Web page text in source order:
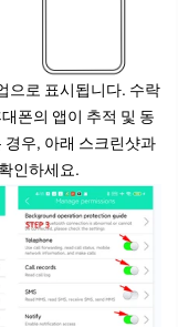
으로 표시됩니다. 수락
폰의 앱이 추적 및 동
경우, 아래 스크린샷과
인하세요.